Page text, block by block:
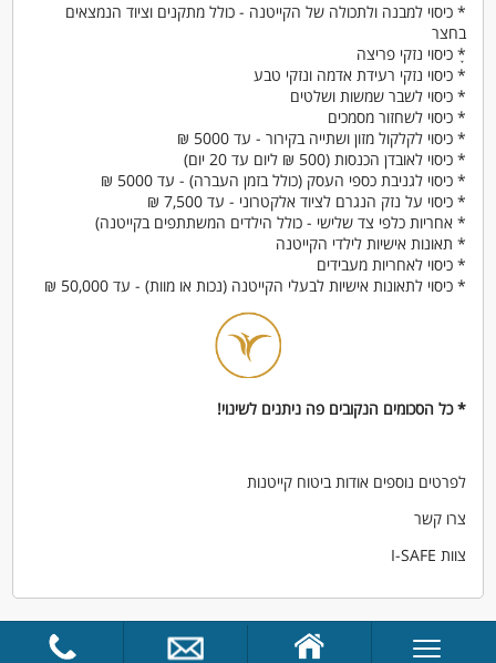
* כיסוי למבנה ולתכולה של הקייטנה - כולל מתקנים וציוד הנמצאים
בחצר
*ָ כיסוי נזקי פריצה
* כיסוי נזקי רעידת אדמה ונזקי טבע
* כיסוי לשבר שמשות ושלטים
* כיסוי לשחזור מסמכים
* כיסוי לקלקול מזון ושתייה בקירור - עד 5000 ₪
* כיסוי לאובדן הכנסות (500 ₪ ליום עד 20 יום)
* כיסוי לגניבת כספי העסק (כולל בזמן העברה) - עד 5000 ₪
* כיסוי על נזק הנגרם לציוד אלקטרוני - עד 7,500 ₪
* אחריות כלפי צד שלישי - כולל הילדים המשתתפים בקייטנה)
* תאונות אישיות לילדי הקייטנה
* כיסוי לאחריות מעבידים
* כיסוי לתאונות אישיות לבעלי הקייטנה (נכות או מוות) - עד 50,000 ₪
* כל הסכומים הנקובים פה ניתנים לשינוי!
לפרטים נוספים אודות ביטוח קייטנות
צרו קשר
צוות I-SAFE